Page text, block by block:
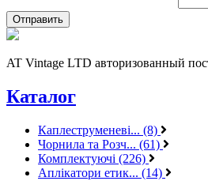
AT Vintage LTD авторизованный
Каталог
Каплеструменеві... (8)
Чорнила та Розч... (61)
Комплектуючі (226)
Аплікатори етик... (14)